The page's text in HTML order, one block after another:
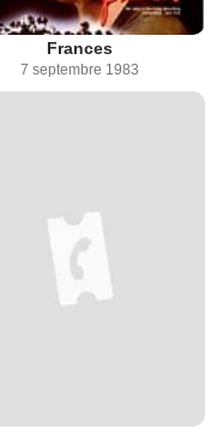
Frances
7 septembre 1983